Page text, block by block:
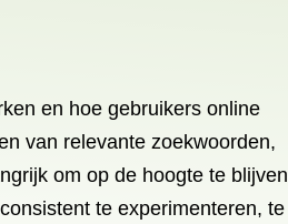
en hoe gebruikers online
van relevante zoekwoorden,
om op de hoogte te blijven
te experimenteren, te